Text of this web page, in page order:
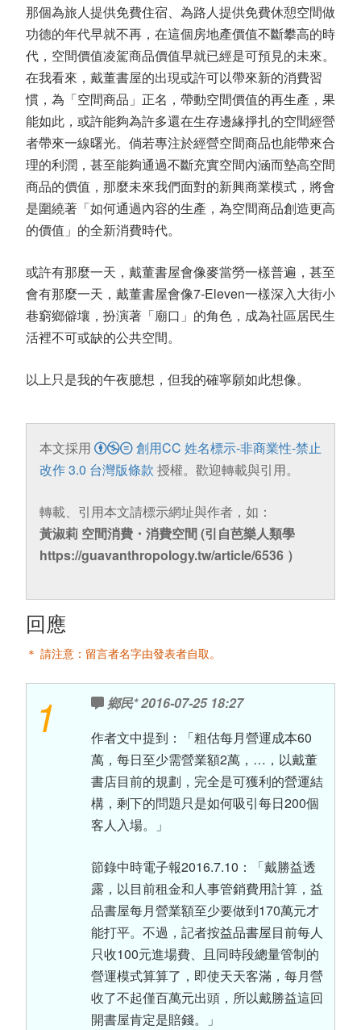
那個為旅人提供免費住宿、為路人提供免費休憩空間做
功德的年代早就不再，在這個房地產價值不斷攀高的時
代，空間價值凌駕商品價值早就已經是可預見的未來。
在我看來，戴董書屋的出現或許可以帶來新的消費習
慣，為「空間商品」正名，帶動空間價值的再生產，果
能如此，或許能夠為許多還在生存邊緣掙扎的空間經營
者帶來一線曙光。倘若專注於經營空間商品也能帶來合
理的利潤，甚至能夠通過不斷充實空間內涵而墊高空間
商品的價值，那麼未來我們面對的新興商業模式，將會
是圍繞著「如何通過內容的生產，為空間商品創造更高
的價值」的全新消費時代。
或許有那麼一天，戴董書屋會像麥當勞一樣普遍，甚至
會有那麼一天，戴董書屋會像7-Eleven一樣深入大街小
巷窮鄉僻壤，扮演著「廟口」的角色，成為社區居民生
活裡不可或缺的公共空間。
以上只是我的午夜臆想，但我的確寧願如此想像。
本文採用
創用CC 姓名標示-非商業性-禁止
改作 3.0 台灣版條款 授權。歡迎轉載與引用。
轉載、引用本文請標示網址與作者，如：
黃淑莉 空間消費・消費空間 (引自芭樂人類學
https://guavanthropology.tw/article/6536 ）
回應
＊ 請注意：留言者名字由發表者自取。
1 鄉民*2016-07-25 18:27
作者文中提到：「粗估每月營運成本60
萬，每日至少需營業額2萬，…，以戴董
書店目前的規劃，完全是可獲利的營運結
構，剩下的問題只是如何吸引每日200個
客人入場。」
節錄中時電子報2016.7.10：「戴勝益透
露，以目前租金和人事管銷費用計算，益
品書屋每月營業額至少要做到170萬元才
能打平。不過，記者按益品書屋目前每人
只收100元進場費、且同時段總量管制的
營運模式算算了，即使天天客滿，每月營
收了不起僅百萬元出頭，所以戴勝益這回
開書屋肯定是賠錢。」